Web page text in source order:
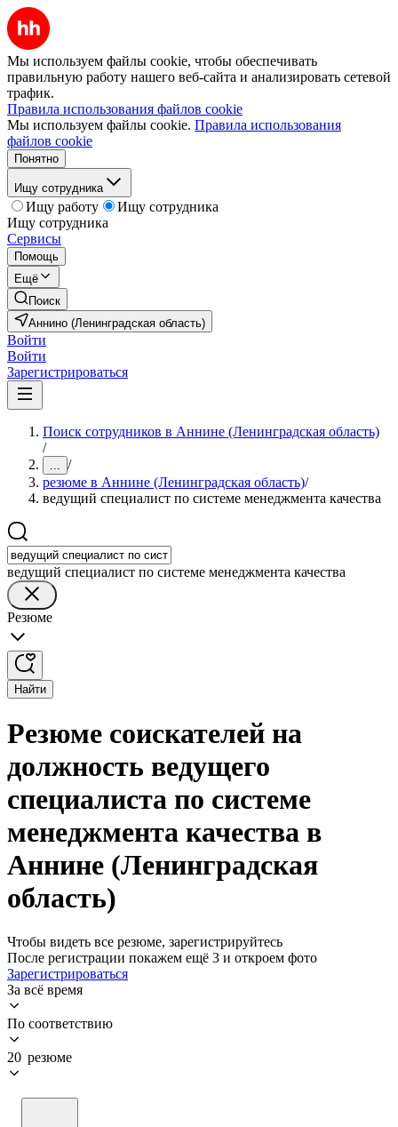
Мы используем файлы cookie, чтобы обеспечивать
правильную работу нашего веб-сайта и анализировать сетевой
трафик.
Правила использования файлов cookie
Мы используем файлы cookie. Правила использования
файлов cookie
Понятно
Ищу сотрудника
Ищу работу
Ищу сотрудника
Ищу сотрудника
Сервисы
Помощь
Ещё
Поиск
Аннино (Ленинградская область)
Войти
Войти
Зарегистрироваться
Поиск сотрудников в Аннине (Ленинградская область)
/
... /
резюме в Аннине (Ленинградская область)/
ведущий специалист по системе менеджмента качества
ведущий специалист по системе менеджмента качества
Резюме
Найти
Резюме соискателей на
должность ведущего
специалиста по системе
менеджмента качества в
Аннине (Ленинградская
область)
Чтобы видеть все резюме, зарегистрируйтесь
После регистрации покажем ещё 3 и откроем фото
Зарегистрироваться
За всё время
По соответствию
20 резюме